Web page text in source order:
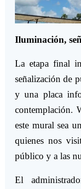
Iluminación,
La etapa final
señalización de
y una placa
contemplación.
este mural sea
quienes nos
público y a las
El